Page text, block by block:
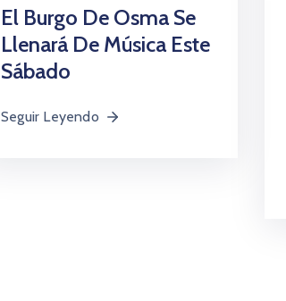
El Burgo De Osma Se
Llenará De Música Este
Sábado
Seguir Leyendo